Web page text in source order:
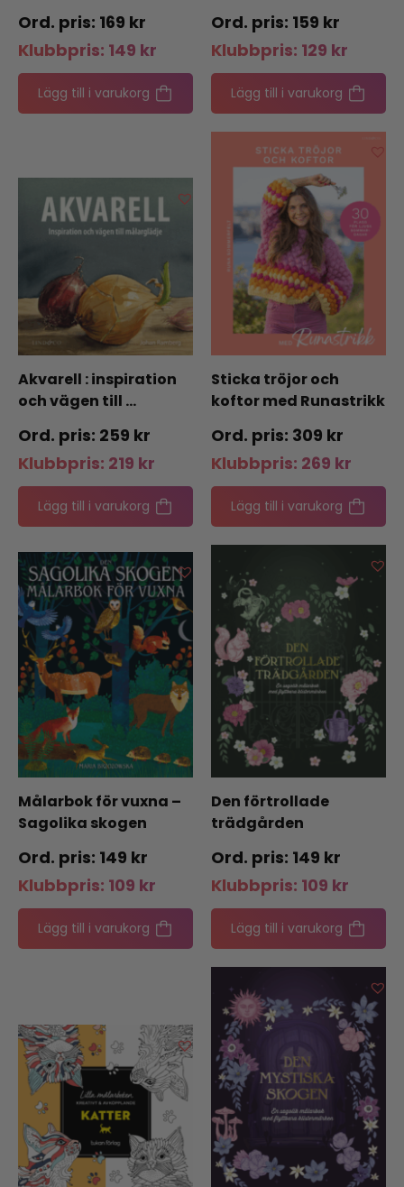
169 kr
Klubbpris: 149 kr
Lägg till i varukorg
159 kr
Klubbpris: 129 kr
Lägg till i varukorg
Akvarell : inspiration
och vägen till …
259 kr
Klubbpris: 219 kr
Lägg till i varukorg
Sticka tröjor och
koftor med Runastrikk
sommardagar
309 kr
Klubbpris: 269 kr
Lägg till i varukorg
Målarbok för vuxna –
Sagolika skogen
149 kr
Klubbpris: 109 kr
Lägg till i varukorg
Den förtrollade
trädgården
149 kr
Klubbpris: 109 kr
Lägg till i varukorg